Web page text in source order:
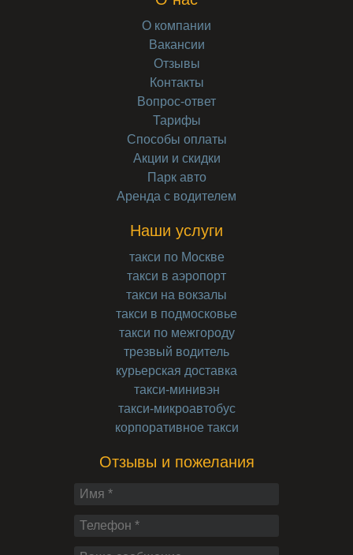
О компании
Вакансии
Отзывы
Контакты
Вопрос-ответ
Тарифы
Способы оплаты
Акции и скидки
Парк авто
Аренда с водителем
Наши услуги
такси по Москве
такси в аэропорт
такси на вокзалы
такси в подмосковье
такси по межгороду
трезвый водитель
курьерская доставка
такси-минивэн
такси-микроавтобус
корпоративное такси
Отзывы и пожелания